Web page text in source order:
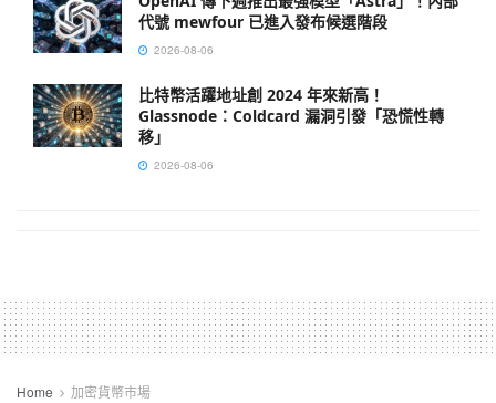
代號 mewfour 已進入發布候選階段
2026-08-06
比特幣活躍地址創 2024 年來新高！
Glassnode：Coldcard 漏洞引發「恐慌性轉
移」
2026-08-06
Home 加密貨幣市場